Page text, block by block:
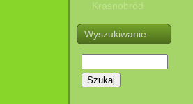
Krasnobród
Wyszukiwanie
Szukaj